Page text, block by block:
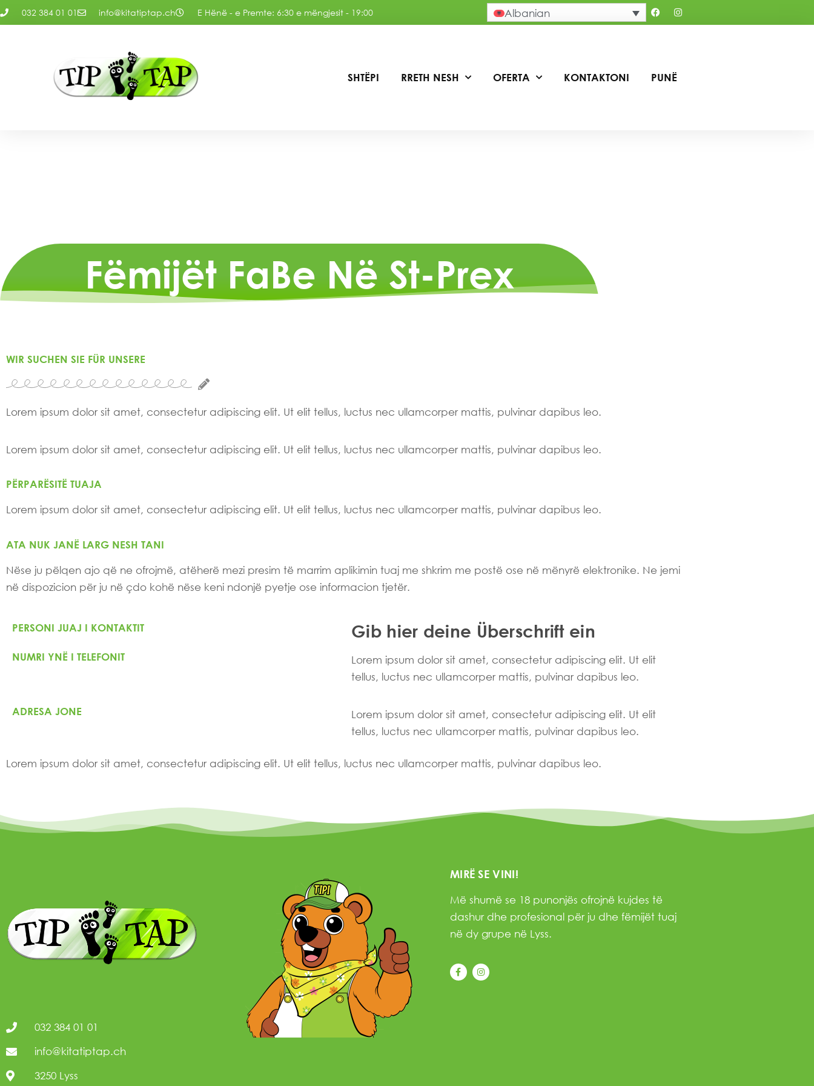
032 384 01 01 info@kitatiptap.ch E Hënë - e Premte: 6:30 e mëngjesit - 19:00 Albanian
SHTËPI RRETH NESH OFERTA KONTAKTONI PUNË
Fëmijët FaBe Në St-Prex
WIR SUCHEN SIE FÜR UNSERE
Lorem ipsum dolor sit amet, consectetur adipiscing elit. Ut elit tellus, luctus nec ullamcorper mattis, pulvinar dapibus leo.
Lorem ipsum dolor sit amet, consectetur adipiscing elit. Ut elit tellus, luctus nec ullamcorper mattis, pulvinar dapibus leo.
PËRPARËSITË TUAJA
Lorem ipsum dolor sit amet, consectetur adipiscing elit. Ut elit tellus, luctus nec ullamcorper mattis, pulvinar dapibus leo.
ATA NUK JANË LARG NESH TANI
Nëse ju pëlqen ajo që ne ofrojmë, atëherë mezi presim të marrim aplikimin tuaj me shkrim me postë ose në mënyrë elektronike. Ne jemi
në dispozicion për ju në çdo kohë nëse keni ndonjë pyetje ose informacion tjetër.
PERSONI JUAJ I KONTAKTIT Gib hier deine Überschrift ein
NUMRI YNË I TELEFONIT
Lorem ipsum dolor sit amet, consectetur adipiscing elit. Ut elit
tellus, luctus nec ullamcorper mattis, pulvinar dapibus leo.
ADRESA JONE
Lorem ipsum dolor sit amet, consectetur adipiscing elit. Ut elit
tellus, luctus nec ullamcorper mattis, pulvinar dapibus leo.
Lorem ipsum dolor sit amet, consectetur adipiscing elit. Ut elit tellus, luctus nec ullamcorper mattis, pulvinar dapibus leo.
032 384 01 01
info@kitatiptap.ch
3250 Lyss
MIRË SE VINI!
Më shumë se 18 punonjës ofrojnë kujdes të
dashur dhe profesional për ju dhe fëmijët tuaj
në dy grupe në Lyss.